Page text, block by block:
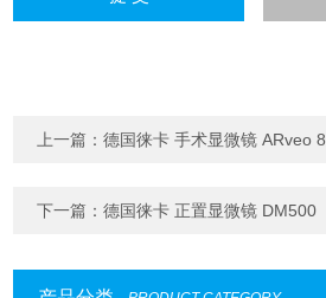
上一篇：德国徕卡 手术显微镜 ARveo 8
下一篇：德国徕卡 正置显微镜 DM500